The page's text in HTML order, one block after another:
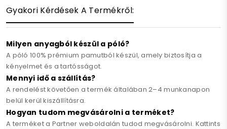
Gyakori Kérdések A Termékről:
Milyen anyagból készül a póló?
A póló 100% prémium pamutból készül, amely biztosítja a
kényelmet és a tartósságot.
Mennyi idő a szállítás?
A rendelést követően a termék általában 2–4 munkanapon
belül kerül kiszállításra.
Hogyan tudom megvásárolni a terméket?
A terméket a Partner weboldalán tudod megvásárolni. Kattints